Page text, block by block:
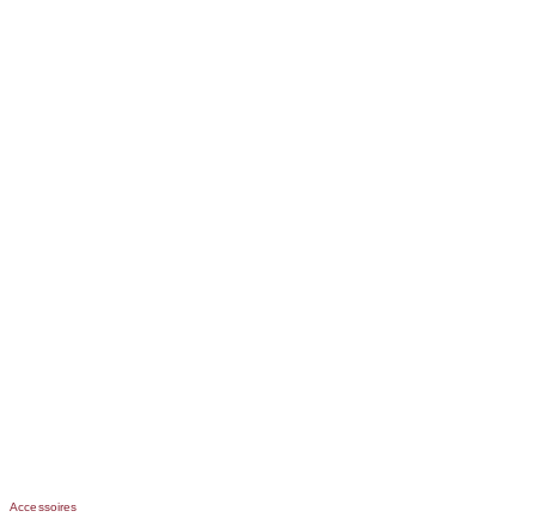
Accessoires